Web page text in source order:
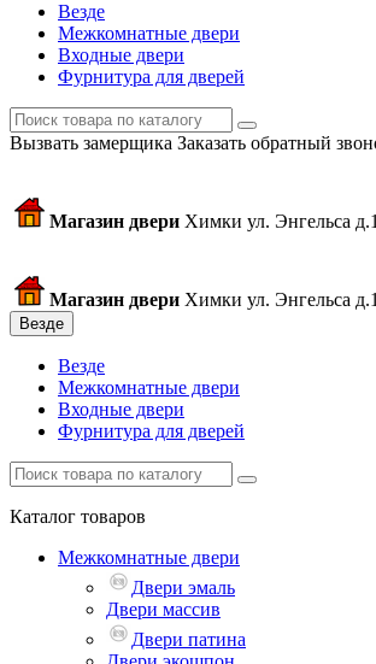
Везде
Межкомнатные двери
Входные двери
Фурнитура для дверей
Вызвать замерщика Заказать обратный
Магазин двери Химки ул. Энгельса
Магазин двери Химки ул. Энгельса
Везде
Везде
Межкомнатные двери
Входные двери
Фурнитура для дверей
Каталог товаров
Межкомнатные двери
Двери эмаль
Двери массив
Двери патина